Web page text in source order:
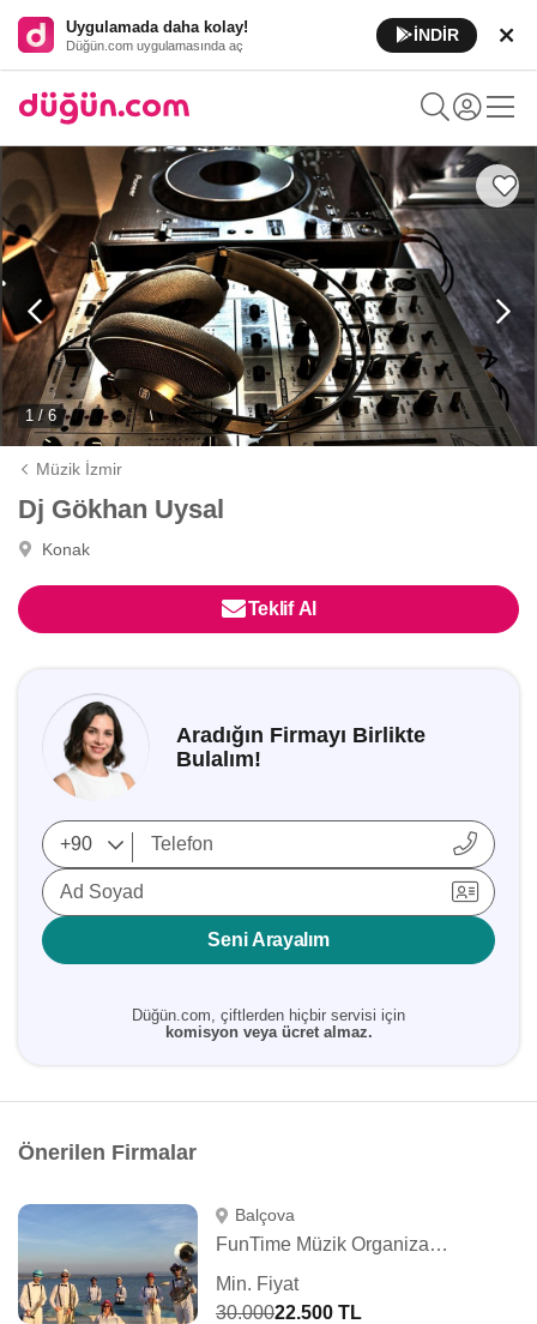
Uygulamada daha kolay!
Düğün.com uygulamasında aç
İNDİR
1 / 6
Müzik İzmir
Dj Gökhan Uysal
Konak
Teklif Al
Aradığın Firmayı Birlikte
Bulalım!
Ad Soyad
Seni Arayalım
Düğün.com, çiftlerden hiçbir servisi için
komisyon veya ücret almaz.
Önerilen Firmalar
Balçova
FunTime Müzik Organizasyon
Min. Fiyat
30.00022.500 TL